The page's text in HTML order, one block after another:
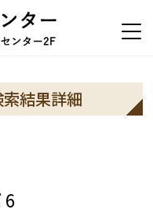
結果詳細
6